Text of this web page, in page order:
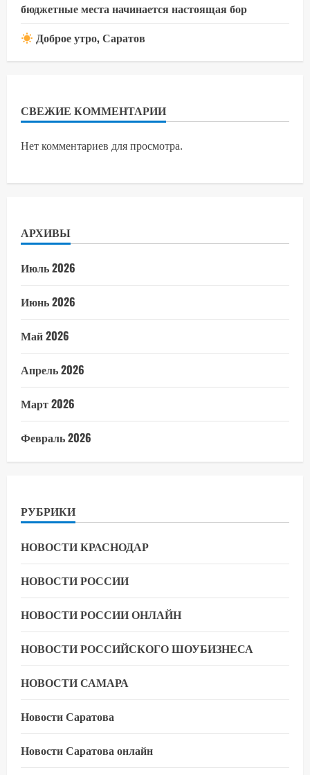
бюджетные места начинается настоящая бор
Доброе утро, Саратов
СВЕЖИЕ КОММЕНТАРИИ
Нет комментариев для просмотра.
АРХИВЫ
Июль 2026
Июнь 2026
Май 2026
Апрель 2026
Март 2026
Февраль 2026
РУБРИКИ
НОВОСТИ КРАСНОДАР
НОВОСТИ РОССИИ
НОВОСТИ РОССИИ ОНЛАЙН
НОВОСТИ РОССИЙСКОГО ШОУБИЗНЕСА
НОВОСТИ САМАРА
Новости Саратова
Новости Саратова онлайн